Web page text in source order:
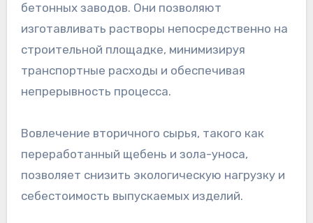
бетонных заводов. Они позволяют
изготавливать растворы непосредственно на
строительной площадке, минимизируя
транспортные расходы и обеспечивая
непрерывность процесса.
Вовлечение вторичного сырья, такого как
переработанный щебень и зола-уноса,
позволяет снизить экологическую нагрузку и
себестоимость выпускаемых изделий.